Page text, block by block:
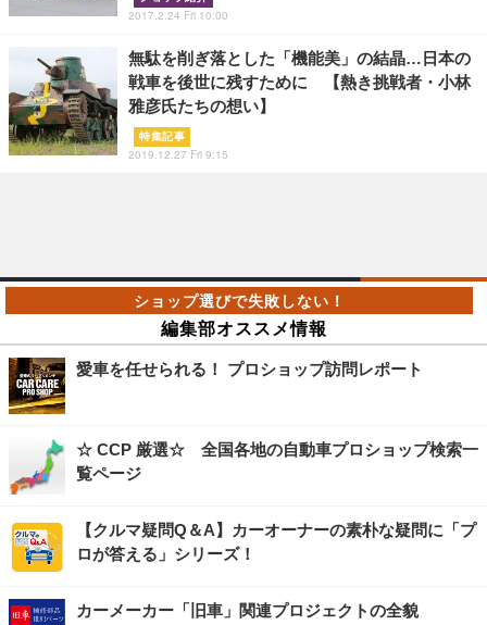
2017.2.24 Fri 10:00
無駄を削ぎ落とした「機能美」の結晶…日本の
戦車を後世に残すために 【熱き挑戦者・小林
雅彦氏たちの想い】
特集記事
2019.12.27 Fri 9:15
編集部オススメ情報
愛車を任せられる！ プロショップ訪問レポート
☆ CCP 厳選☆ 全国各地の自動車プロショップ検索一
覧ページ
【クルマ疑問Q＆A】カーオーナーの素朴な疑問に「プ
ロが答える」シリーズ！
カーメーカー「旧車」関連プロジェクトの全貌